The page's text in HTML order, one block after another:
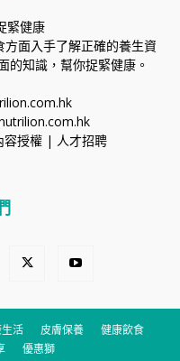
緊健康
面入手了解正確的養生資
的知識，幫你捉緊健康。
容授權 | 人才招聘
活 皮膚保養
健康飲食
優惠獅